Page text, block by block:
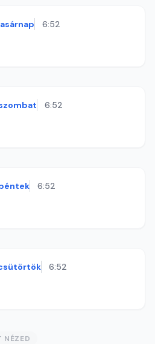
6:52
6:52
6:52
6:52
NÉZED